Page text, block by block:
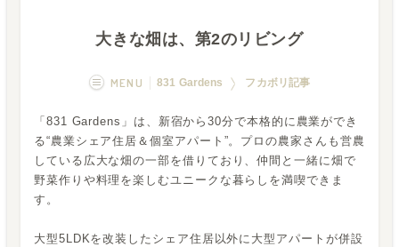
大きな畑は、第2のリビング
MENU 831 Gardens フカボリ記事
概要 画像一覧
空室状況 運営者
「831 Gardens」は、新宿から30分で本格的に農業ができ
る“農業シェア住居＆個室アパート”。プロの農家さんも営農
している広大な畑の一部を借りており、仲間と一緒に畑で
野菜作りや料理を楽しむユニークな暮らしを満喫できま
す。
大型5LDKを改装したシェア住居以外に大型アパートが併設